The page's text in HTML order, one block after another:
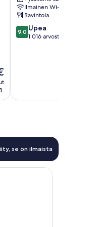
Ilmainen Wi-Fi
Ravintola
9.0
kautta
9,0 Upea
1 016 arvostelua
se on ilmaista